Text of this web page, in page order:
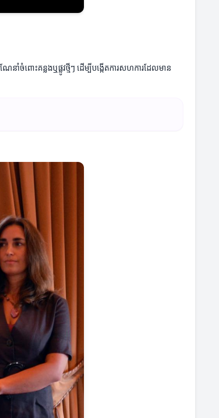
ចំពោះគន្លងឬផ្លូវថ្មីៗ ដើម្បីបង្កើតការសហការដែលមាន